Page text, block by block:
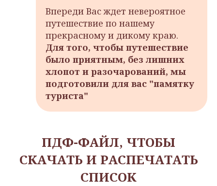
Впереди Вас ждет невероятное
путешествие по нашему
прекрасному и дикому краю.
Для того, чтобы путешествие
было приятным, без лишних
хлопот и разочарований, мы
подготовили для вас "памятку
туриста"
ПДФ-ФАЙЛ, ЧТОБЫ
СКАЧАТЬ И РАСПЕЧАТАТЬ
СПИСОК